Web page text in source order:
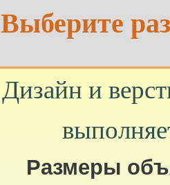
Выберите
Дизайн и
Размеры